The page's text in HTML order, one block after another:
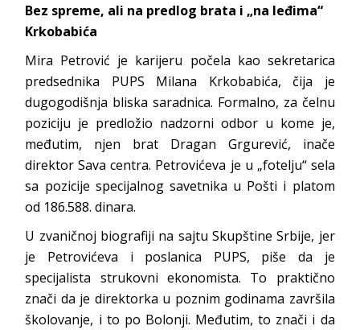
Bez spreme, ali na predlog brata i „na leđima“
Krkobabića
Mira Petrović je karijeru počela kao sekretarica
predsednika PUPS Milana Krkobabića, čija je
dugogodišnja bliska saradnica. Formalno, za čelnu
poziciju je predložio nadzorni odbor u kome je,
međutim, njen brat Dragan Grgurević, inače
direktor Sava centra. Petrovićeva je u „fotelju“ sela
sa pozicije specijalnog savetnika u Pošti i platom
od 186.588. dinara.
U zvaničnoj biografiji na sajtu Skupštine Srbije, jer
je Petrovićeva i poslanica PUPS, piše da je
specijalista strukovni ekonomista. To praktično
znači da je direktorka u poznim godinama završila
školovanje, i to po Bolonji. Međutim, to znači i da